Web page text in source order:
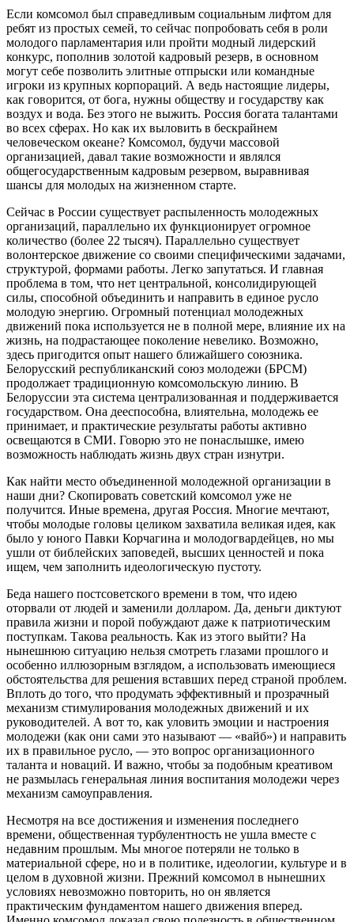
Если комсомол был справедливым социальным лифтом для
ребят из простых семей, то сейчас попробовать себя в роли
молодого парламентария или пройти модный лидерский
конкурс, пополнив золотой кадровый резерв, в основном
могут себе позволить элитные отпрыски или командные
игроки из крупных корпораций. А ведь настоящие лидеры,
как говорится, от бога, нужны обществу и государству как
воздух и вода. Без этого не выжить. Россия богата талантами
во всех сферах. Но как их выловить в бескрайнем
человеческом океане? Комсомол, будучи массовой
организацией, давал такие возможности и являлся
общегосударственным кадровым резервом, выравнивая
шансы для молодых на жизненном старте.
Сейчас в России существует распыленность молодежных
организаций, параллельно их функционирует огромное
количество (более 22 тысяч). Параллельно существует
волонтерское движение со своими специфическими задачами,
структурой, формами работы. Легко запутаться. И главная
проблема в том, что нет центральной, консолидирующей
силы, способной объединить и направить в единое русло
молодую энергию. Огромный потенциал молодежных
движений пока используется не в полной мере, влияние их на
жизнь, на подрастающее поколение невелико. Возможно,
здесь пригодится опыт нашего ближайшего союзника.
Белорусский республиканский союз молодежи (БРСМ)
продолжает традиционную комсомольскую линию. В
Белоруссии эта система централизованная и поддерживается
государством. Она дееспособна, влиятельна, молодежь ее
принимает, и практические результаты работы активно
освещаются в СМИ. Говорю это не понаслышке, имею
возможность наблюдать жизнь двух стран изнутри.
Как найти место объединенной молодежной организации в
наши дни? Скопировать советский комсомол уже не
получится. Иные времена, другая Россия. Многие мечтают,
чтобы молодые головы целиком захватила великая идея, как
было у юного Павки Корчагина и молодогвардейцев, но мы
ушли от библейских заповедей, высших ценностей и пока
ищем, чем заполнить идеологическую пустоту.
Беда нашего постсоветского времени в том, что идею
оторвали от людей и заменили долларом. Да, деньги диктуют
правила жизни и порой побуждают даже к патриотическим
поступкам. Такова реальность. Как из этого выйти? На
нынешнюю ситуацию нельзя смотреть глазами прошлого и
особенно иллюзорным взглядом, а использовать имеющиеся
обстоятельства для решения вставших перед страной проблем.
Вплоть до того, что продумать эффективный и прозрачный
механизм стимулирования молодежных движений и их
руководителей. А вот то, как уловить эмоции и настроения
молодежи (как они сами это называют — «вайб») и направить
их в правильное русло, — это вопрос организационного
таланта и новаций. И важно, чтобы за подобным креативом
не размылась генеральная линия воспитания молодежи через
механизм самоуправления.
Несмотря на все достижения и изменения последнего
времени, общественная турбулентность не ушла вместе с
недавним прошлым. Мы многое потеряли не только в
материальной сфере, но и в политике, идеологии, культуре и в
целом в духовной жизни. Прежний комсомол в нынешних
условиях невозможно повторить, но он является
практическим фундаментом нашего движения вперед.